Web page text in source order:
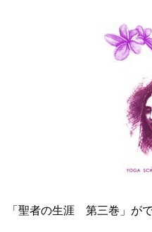
「聖者の生涯 第三巻」がで